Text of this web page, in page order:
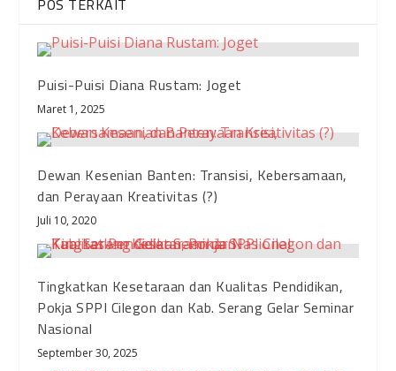
Puisi-Puisi Diana Rustam: Joget
Maret 1, 2025
Dewan Kesenian Banten: Transisi, Kebersamaan,
dan Perayaan Kreativitas (?)
Juli 10, 2020
Tingkatkan Kesetaraan dan Kualitas Pendidikan,
Pokja SPPI Cilegon dan Kab. Serang Gelar Seminar
Nasional
September 30, 2025